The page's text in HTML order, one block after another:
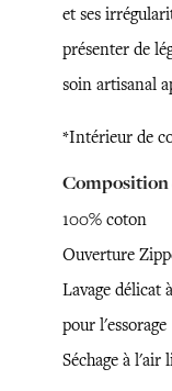
et ses
présenter de
soin artisanal
*Intérieur de
100% coton
Ouverture
Lavage délicat
pour l'essorage
Séchage à l'air